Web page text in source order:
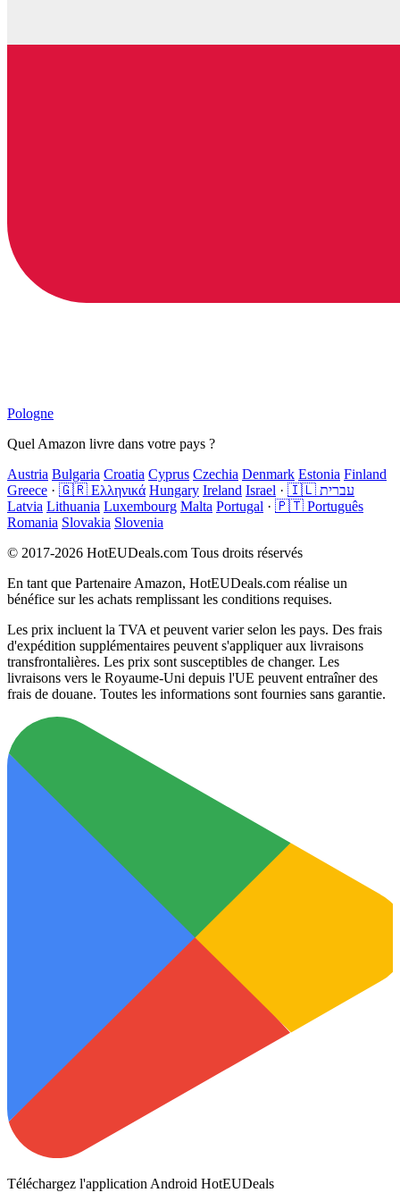
Pologne
Quel Amazon livre dans votre pays ?
Austria Bulgaria Croatia Cyprus Czechia Denmark Estonia Finland
Greece · 🇬🇷 Ελληνικά Hungary Ireland Israel ·
🇮🇱 עברית
Latvia Lithuania Luxembourg Malta Portugal · 🇵🇹 Português
Romania Slovakia Slovenia
© 2017-2026 HotEUDeals.com Tous droits réservés
En tant que Partenaire Amazon, HotEUDeals.com réalise un
bénéfice sur les achats remplissant les conditions requises.
Les prix incluent la TVA et peuvent varier selon les pays. Des frais
d'expédition supplémentaires peuvent s'appliquer aux livraisons
transfrontalières. Les prix sont susceptibles de changer. Les
livraisons vers le Royaume-Uni depuis l'UE peuvent entraîner des
frais de douane. Toutes les informations sont fournies sans garantie.
Téléchargez l'application Android HotEUDeals